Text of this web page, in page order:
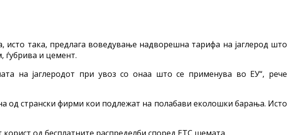
исто така, предлага воведување надворешна тарифа на јаглерод што
ѓубрива и цемент.
на јаглеродот при увоз со онаа што се применува во ЕУ“, рече
од странски фирми кои подлежат на полабави еколошки барања. Исто